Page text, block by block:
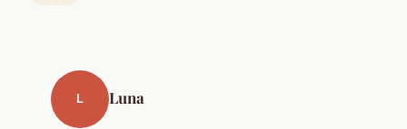
L Luna